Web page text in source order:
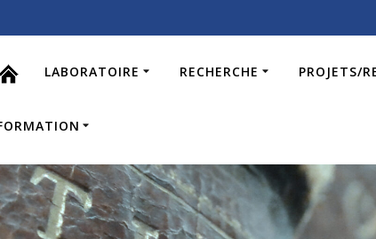
LABORATOIRE RECHERCHE PROJETS/